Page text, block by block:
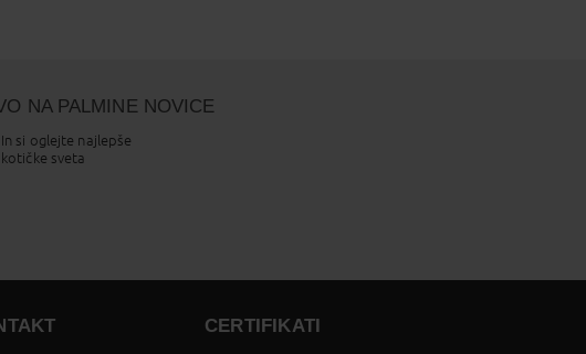
NA PALMINE NOVICE
In si oglejte najlepše
kotičke sveta
CERTIFIKATI